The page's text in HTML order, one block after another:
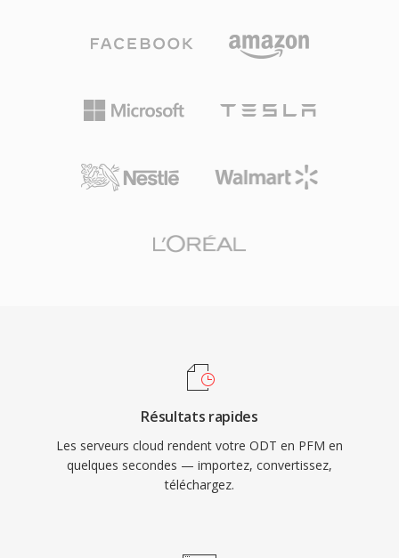
Résultats rapides
Les serveurs cloud rendent votre ODT en PFM en
quelques secondes — importez, convertissez,
téléchargez.